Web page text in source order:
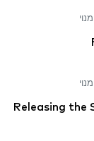
Releasing